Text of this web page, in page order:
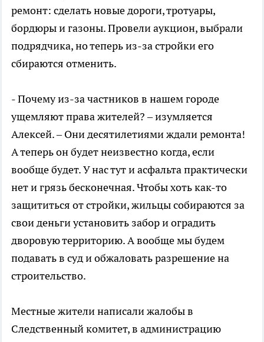
ремонт: сделать новые дороги, тротуары,
бордюры и газоны. Провели аукцион, выбрали
подрядчика, но теперь из-за стройки его
сбираются отменить.
- Почему из-за частников в нашем городе
ущемляют права жителей? – изумляется
Алексей. – Они десятилетиями ждали ремонта!
А теперь он будет неизвестно когда, если
вообще будет. У нас тут и асфальта практически
нет и грязь бесконечная. Чтобы хоть как-то
защититься от стройки, жильцы собираются за
свои деньги установить забор и оградить
дворовую территорию. А вообще мы будем
подавать в суд и обжаловать разрешение на
строительство.
Местные жители написали жалобы в
Следственный комитет, в администрацию